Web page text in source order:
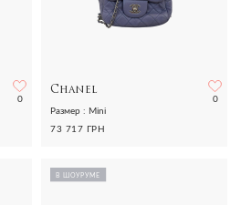
0
Chanel
0
Размер : Mini
73 717 ГРН
В ШОУРУМЕ